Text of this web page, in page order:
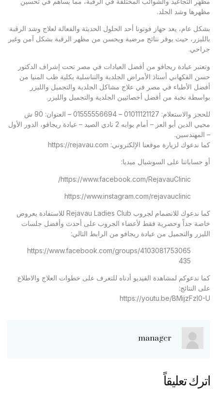
مظهرها وشد الجلد.
بشكل عام، يعد جهاز فوتونا أحد الحلول الحديثة والفعالة لعلاج وشد الرقبة
بالليزر، حيث يوفر نتائج مرضية ويحسن من مظهر الرقبة بشكل آمن وغير
جراحي.
وتعتبر عيادة ريجافو من أفضل العيادات في مصر تحت إشراف الدكتور
حسن الفكهاني أستاذ الأمراض الجلدية والتناسلية بكلية طب المنيا من
أفضل الأطباء في مصر في علاج مشاكل الجلدية والتجميل والليزر
بواسطة نخبة من أفضل أخصائيين الجلدية والتجميل والليزر.
للحجز والاستعلام: 01011121127 – 01555556694 – العنوان: 90 ش
محيي الدين أبو العز – أمام بوابه 2 نادي الصيد – عيادة ريجافو، الدور الأول
– المهندسين.
كما ندعوك لزيارة موقعنا الإلكتروني: https://rejavau.com
أو حساباتنا على السوشيال ميديا:
https://www.facebook.com/RejavauClinic/
https://www.instagram.com/rejavauclinic
كما ندعوك للانضمام لجروب Rejavau Ladies Club للاستفادة بعروض
خاصة جداً وحصرية فقط لأعضاء الجروب على أحدث وأفضل جلسات
الليزر والتجميل من عيادة ريجافو من الرابط التالي:
https://www.facebook.com/groups/4103081753065
435
كما ندعوكم لمشاهدة الفيديو أدناه للتعرف على خطوات العلاج والاطلاع
على النتائج:
https://youtu.be/BMijzFzl0-U
manager
اترك تعليقاً